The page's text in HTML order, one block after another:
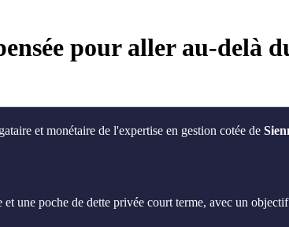
pour aller au-delà
et monétaire de l'expertise en gestion cotée de
une poche de dette privée court terme, avec un